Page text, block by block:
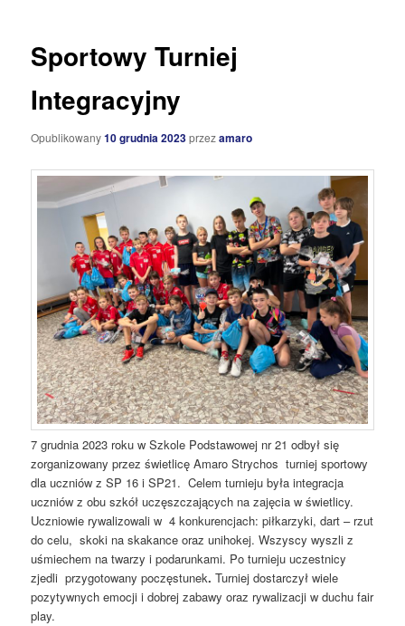
Sportowy Turniej
Integracyjny
Opublikowany10 grudnia 2023przezamaro
7 grudnia 2023 roku w Szkole Podstawowej nr 21 odbył się
zorganizowany przez świetlicę Amaro Strychos turniej sportowy
dla uczniów z SP 16 i SP21. Celem turnieju była integracja
uczniów z obu szkół uczęszczających na zajęcia w świetlicy.
Uczniowie rywalizowali w 4 konkurencjach: piłkarzyki, dart – rzut
do celu, skoki na skakance oraz unihokej. Wszyscy wyszli z
uśmiechem na twarzy i podarunkami. Po turnieju uczestnicy
zjedli przygotowany poczęstunek.Turniej dostarczył wiele
pozytywnych emocji i dobrej zabawy oraz rywalizacji w duchu fair
play.